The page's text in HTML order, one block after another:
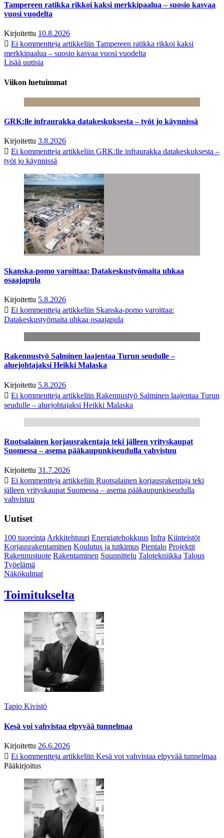
Tampereen ratikka rikkoi kaksi merkkipaalua – suosio kasvaa
vuosi vuodelta
Kirjoitettu 10.8.2026
Ei kommentteja artikkeliin Tampereen ratikka rikkoi kaksi
merkkipaalua – suosio kasvaa vuosi vuodelta
Lisää uutisia
Viikon luetuimmat
GRK:lle infraurakka datakeskuksesta – työt jo käynnissä
Kirjoitettu 3.8.2026
Ei kommentteja artikkeliin GRK:lle infraurakka datakeskuksesta –
työt jo käynnissä
Skanska-pomo varoittaa: Datakeskustyömaita uhkaa
osaajapula
Kirjoitettu 5.8.2026
Ei kommentteja artikkeliin Skanska-pomo varoittaa:
Datakeskustyömaita uhkaa osaajapula
Rakennustyö Salminen laajentaa Turun seudulle –
aluejohtajaksi Heikki Malaska
Kirjoitettu 5.8.2026
Ei kommentteja artikkeliin Rakennustyö Salminen laajentaa Turun
seudulle – aluejohtajaksi Heikki Malaska
Ruotsalainen korjausrakentaja teki jälleen yrityskaupat
Suomessa – asema pääkaupunkiseudulla vahvistuu
Kirjoitettu 31.7.2026
Ei kommentteja artikkeliin Ruotsalainen korjausrakentaja teki
jälleen yrityskaupat Suomessa – asema pääkaupunkiseudulla
vahvistuu
Uutiset
100 tuoreintaArkkitehtuuri Energiatehokkuus Infra Kiinteistöt
Korjausrakentaminen Koulutus ja tutkimus Pientalo Projektit
Rakennustuote Rakentaminen Suunnittelu Talotekniikka Talous
Työelämä
Näkökulmat
Toimitukselta
Tapio Kivistö
Kesä voi vahvistaa elpyvää tunnelmaa
Kirjoitettu 26.6.2026
Ei kommentteja artikkeliin Kesä voi vahvistaa elpyvää tunnelmaa
Pääkirjoitus